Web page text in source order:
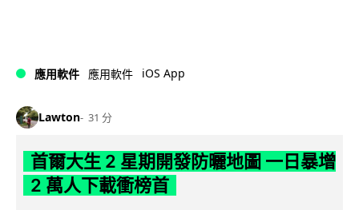
應用軟件 應用軟件 iOS App
Lawton 31 分
首爾大生 2 星期開發防曬地圖 一日暴增
2 萬人下載衝榜首